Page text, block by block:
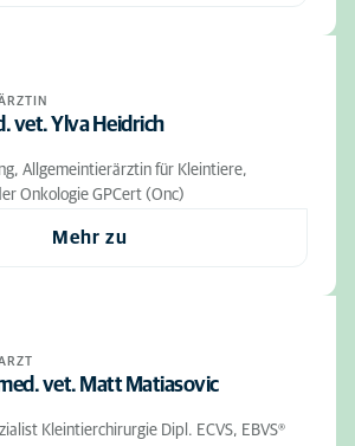
vet. Ylva Heidrich
Allgemeintierärztin für Kleintiere,
Onkologie GPCert (Onc)
Mehr zu
vet. Matt Matiasovic
Kleintierchirurgie Dipl. ECVS, EBVS®